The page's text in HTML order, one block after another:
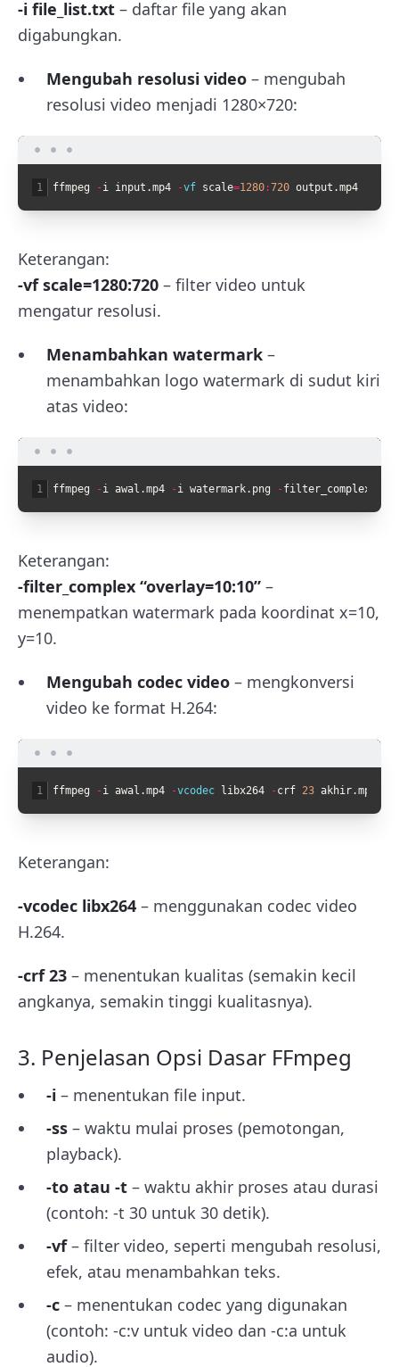
-i file_list.txt – daftar file yang akan
digabungkan.
Mengubah resolusi video – mengubah
resolusi video menjadi 1280×720:
1 ffmpeg -i input .mp4 -vf scale=1280:720 output .mp4
Keterangan:
-vf scale=1280:720 – filter video untuk
mengatur resolusi.
Menambahkan watermark –
menambahkan logo watermark di sudut kiri
atas video:
1 ffmpeg -i awal .mp4 -i watermark. png -filter complex
Keterangan:
-filter_complex “overlay=10:10” –
menempatkan watermark pada koordinat x=10,
y=10.
Mengubah codec video – mengkonversi
video ke format H.264:
1 ffmpeg -i awal .mp4 -vcodec libx264 -crf 23 akhir.mp4
Keterangan:
-vcodec libx264 – menggunakan codec video
H.264.
-crf 23 – menentukan kualitas (semakin kecil
angkanya, semakin tinggi kualitasnya).
3. Penjelasan Opsi Dasar FFmpeg
-i – menentukan file input.
-ss – waktu mulai proses (pemotongan,
playback).
-to atau -t – waktu akhir proses atau durasi
(contoh: -t 30 untuk 30 detik).
-vf– filter video, seperti mengubah resolusi,
efek, atau menambahkan teks.
-c – menentukan codec yang digunakan
(contoh: -c:v untuk video dan -c:a untuk
audio).